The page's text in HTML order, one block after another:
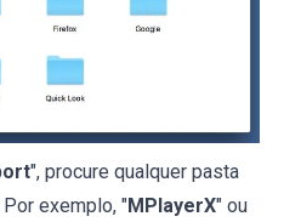
", procure qualquer pasta
exemplo, "MPlayerX" ou